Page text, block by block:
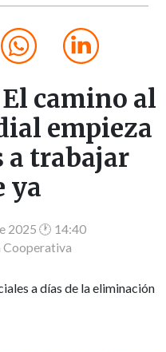
camino al
empieza
a trabajar
ya
2025 🕐 14:40
Cooperativa
a días de la eliminación